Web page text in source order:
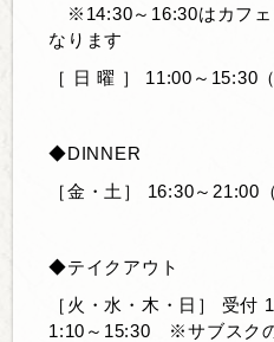
※14:30～16:30はカフェ
なります
［ 日 曜 ］
11:00～15:30
◆DINNER
［金・土］
16:30～21:00
◆テイクアウト
［火・水・木・日］ 受
1:10～15:30 ※サブスク